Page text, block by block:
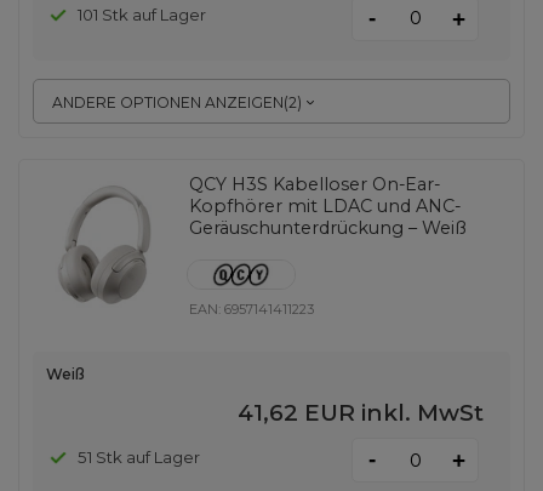
ANDERE OPTIONEN ANZEIGEN(2)
101 Stk auf Lager - +
QCY H3S Kabelloser On-Ear-
Kopfhörer mit LDAC und ANC-
Geräuschunterdrückung – Weiß
EAN:6957141411223
Weiß
41,62 EUR inkl. MwSt
51 Stk auf Lager - +